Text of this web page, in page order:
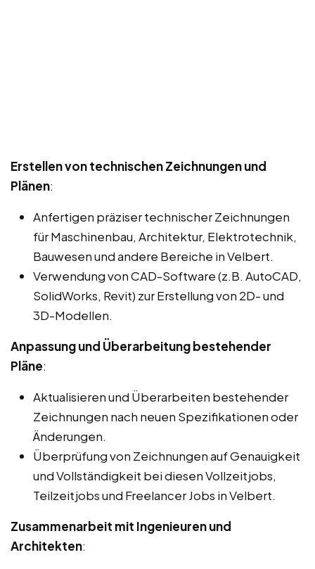
Erstellen von technischen Zeichnungen und
Plänen:
Anfertigen präziser technischer Zeichnungen
für Maschinenbau, Architektur, Elektrotechnik,
Bauwesen und andere Bereiche in Velbert.
Verwendung von CAD-Software (z.B. AutoCAD,
SolidWorks, Revit) zur Erstellung von 2D- und
3D-Modellen.
Anpassung und Überarbeitung bestehender
Pläne:
Aktualisieren und Überarbeiten bestehender
Zeichnungen nach neuen Spezifikationen oder
Änderungen.
Überprüfung von Zeichnungen auf Genauigkeit
und Vollständigkeit bei diesen Vollzeitjobs,
Teilzeitjobs und Freelancer Jobs in Velbert.
Zusammenarbeit mit Ingenieuren und
Architekten: